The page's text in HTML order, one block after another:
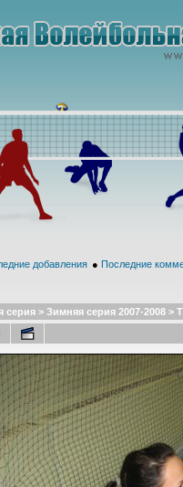
добавления ● Последние
серия > Зимняя серия 2007-2008 >